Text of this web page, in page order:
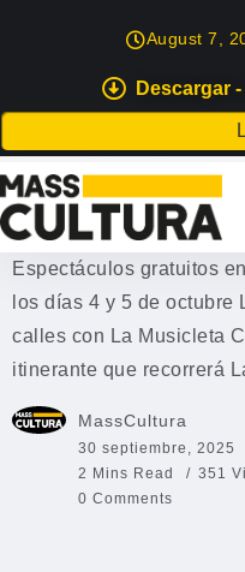
Descargar
La
August 7,
EVENTOS
La Musicleta
con cultura
Espectáculos gratuitos
los días 4 y 5 de
calles con La Musicleta
itinerante que recorrerá
MassCultura
30 septiembre, 2025
2 Mins Read
351
0 Comments